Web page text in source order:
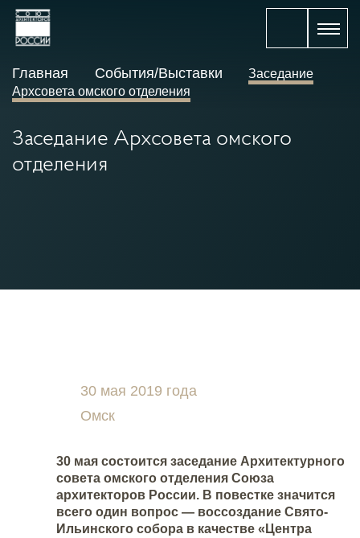
Главная События/Выставки
Заседание
Архсовета омского отделения
Заседание Архсовета омского
отделения
30 мая 2019 года
Омск
30 мая состоится заседание Архитектурного
совета омского отделения Союза
архитекторов России. В повестке значится
всего один вопрос — воссоздание Свято-
Ильинского собора в качестве «Центра